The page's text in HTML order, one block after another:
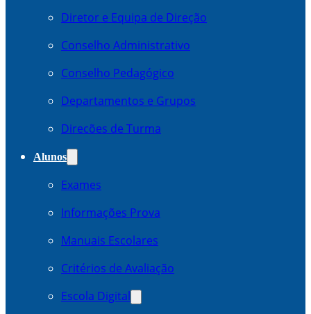
Diretor e Equipa de Direção
Conselho Administrativo
Conselho Pedagógico
Departamentos e Grupos
Direcões de Turma
Alunos
Exames
Informações Prova
Manuais Escolares
Critérios de Avaliação
Escola Digital